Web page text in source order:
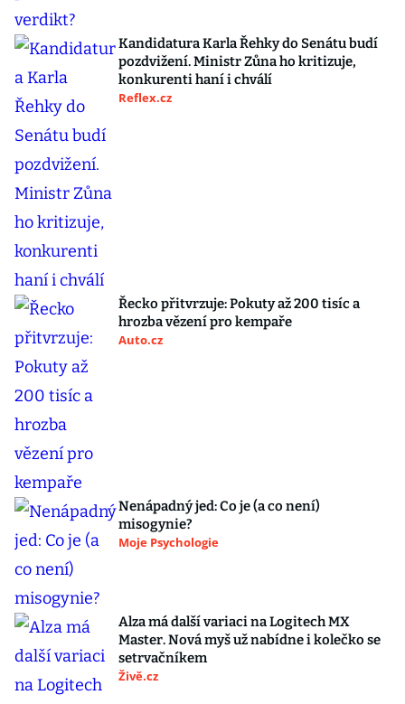
Kandidatura Karla Řehky do Senátu budí
pozdvižení. Ministr Zůna ho kritizuje,
konkurenti haní i chválí
Reflex.cz
Řecko přitvrzuje: Pokuty až 200 tisíc a
hrozba vězení pro kempaře
Auto.cz
Nenápadný jed: Co je (a co není)
misogynie?
Moje Psychologie
Alza má další variaci na Logitech MX
Master. Nová myš už nabídne i kolečko se
setrvačníkem
Živě.cz